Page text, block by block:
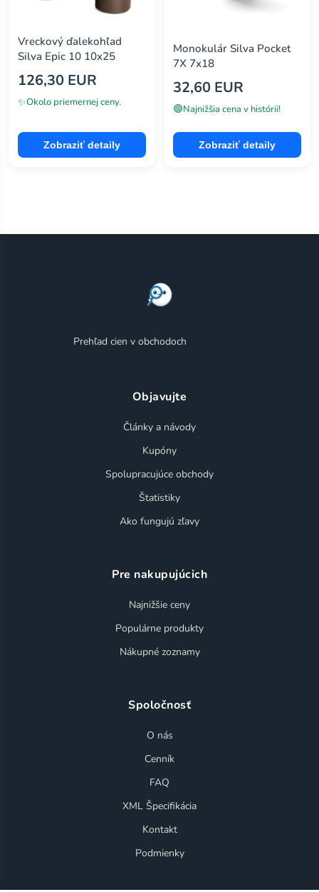
Vreckový ďalekohľad
Silva Epic 10 10x25
126,30 EUR
✨Okolo priemernej ceny.
Zobraziť detaily
Monokulár Silva Pocket
7X 7x18
32,60 EUR
🟢Najnižšia cena v histórii!
Zobraziť detaily
Prehľad cien v obchodoch
Objavujte
Články a návody
Kupóny
Spolupracujúce obchody
Štatistiky
Ako fungujú zľavy
Pre nakupujúcich
Najnižšie ceny
Populárne produkty
Nákupné zoznamy
Spoločnosť
O nás
Cenník
FAQ
XML Špecifikácia
Kontakt
Podmienky